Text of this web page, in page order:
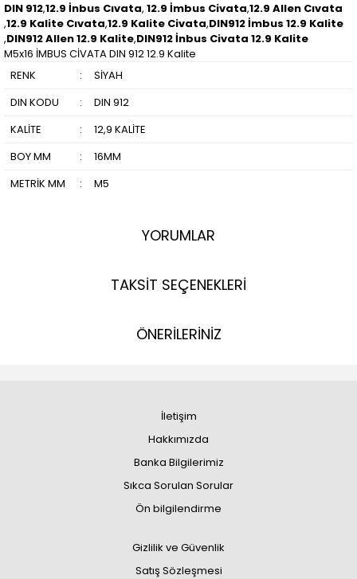
DIN 912,12.9 İnbus Cıvata, 12.9 İmbus Civata,12.9 Allen Cıvata
,12.9 Kalite Cıvata,12.9 Kalite Civata,DIN912 İmbus 12.9 Kalite
,DIN912 Allen 12.9 Kalite,DIN912 İnbus Civata 12.9 Kalite
M5x16 İMBUS CİVATA DIN 912 12.9 Kalite
RENK
:
SİYAH
DIN KODU
:
DIN 912
KALİTE
:
12,9 KALİTE
BOY MM
:
16MM
METRİK MM
: M5
YORUMLAR
TAKSİT SEÇENEKLERİ
ÖNERİLERİNİZ
İletişim
Hakkımızda
Banka Bilgilerimiz
Sıkca Sorulan Sorular
Ön bilgilendirme
Gizlilik ve Güvenlik
Satış Sözleşmesi